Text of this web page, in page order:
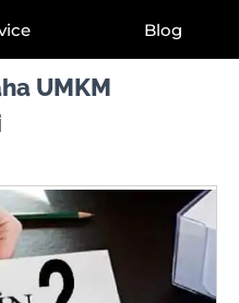
Blog
UMKM